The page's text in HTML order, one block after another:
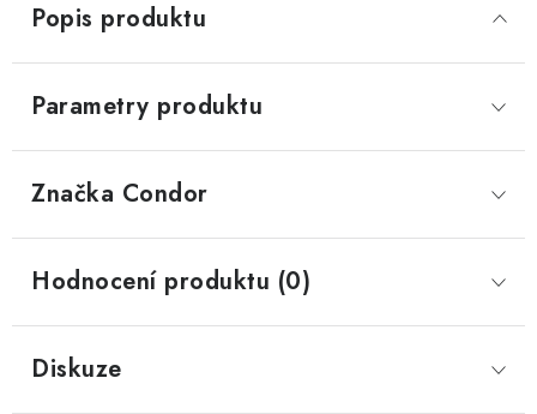
Popis produktu
Parametry produktu
Značka Condor
Hodnocení produktu (0)
Diskuze